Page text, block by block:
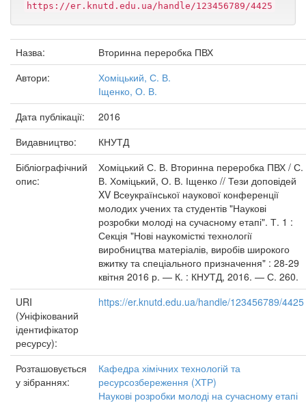
https://er.knutd.edu.ua/handle/123456789/4425
Назва:
Вторинна переробка ПВХ
Автори:
Хоміцький, С. В.
Іщенко, О. В.
Дата публікації:
2016
Видавництво:
КНУТД
Бібліографічний
опис:
Хоміцький С. В. Вторинна переробка ПВХ / С.
В. Хоміцький, О. В. Іщенко // Тези доповідей
XV Всеукраїнської наукової конференції
молодих учених та студентів "Наукові
розробки молоді на сучасному етапі". Т. 1 :
Секція "Нові наукомісткі технології
виробництва матеріалів, виробів широкого
вжитку та спеціального призначення" : 28-29
квітня 2016 р. — К. : КНУТД, 2016. — С. 260.
URI
(Уніфікований
ідентифікатор
ресурсу):
https://er.knutd.edu.ua/handle/123456789/4425
Розташовується
у зібраннях:
Кафедра хімічних технологій та
ресурсозбереження (ХТР)
Наукові розробки молоді на сучасному етапі